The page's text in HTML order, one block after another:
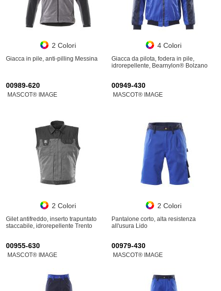
2 Colori
Giacca in pile, anti-pilling Messina
4 Colori
Giacca da pilota, fodera in pile,
idrorepellente, Bearnylon® Bolzano
00989-620
MASCOT® IMAGE
2 Colori
Gilet antifreddo, inserto trapuntato
staccabile, idrorepellente Trento
00949-430
MASCOT® IMAGE
2 Colori
Pantalone corto, alta resistenza
all'usura Lido
00955-630
MASCOT® IMAGE
00979-430
MASCOT® IMAGE